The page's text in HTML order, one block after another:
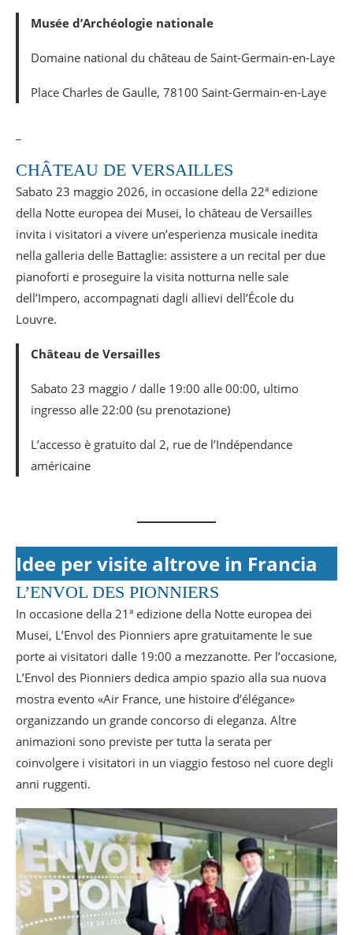
Musée d’Archéologie nationale
Domaine national du château de Saint-Germain-en-Laye
Place Charles de Gaulle, 78100 Saint-Germain-en-Laye
CHÂTEAU DE VERSAILLES
Sabato 23 maggio 2026, in occasione della 22ª edizione
della Notte europea dei Musei, lo château de Versailles
invita i visitatori a vivere un’esperienza musicale inedita
nella galleria delle Battaglie: assistere a un recital per due
pianoforti e proseguire la visita notturna nelle sale
dell’Impero, accompagnati dagli allievi dell’École du
Louvre.
Château de Versailles
Sabato 23 maggio / dalle 19:00 alle 00:00, ultimo
ingresso alle 22:00 (su prenotazione)
L’accesso è gratuito dal 2, rue de l’Indépendance
américaine
Idee per visite altrove in Francia
L’ENVOL DES PIONNIERS
In occasione della 21ª edizione della Notte europea dei
Musei, L’Envol des Pionniers apre gratuitamente le sue
porte ai visitatori dalle 19:00 a mezzanotte. Per l’occasione,
L’Envol des Pionniers dedica ampio spazio alla sua nuova
mostra evento «Air France, une histoire d’élégance»
organizzando un grande concorso di eleganza. Altre
animazioni sono previste per tutta la serata per
coinvolgere i visitatori in un viaggio festoso nel cuore degli
anni ruggenti.